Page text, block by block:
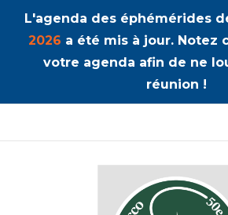
L'agenda des éphémérides
2026 a été mis à jour. Notez
votre agenda afin de ne
réunion !